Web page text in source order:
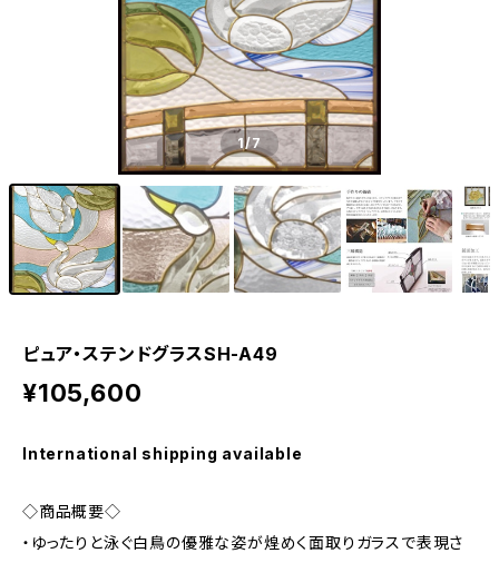
1/7
ピュア・ステンドグラスSH-A49
¥105,600
International shipping available
◇商品概要◇
・ゆったりと泳ぐ白鳥の優雅な姿が煌めく面取りガラスで表現さ